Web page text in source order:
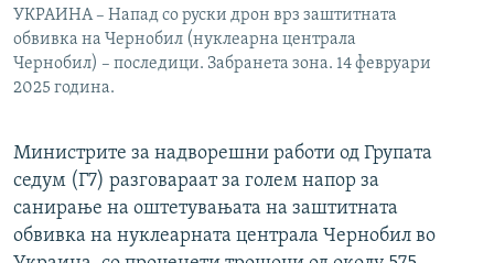
УКРАИНА – Напад со руски дрон врз заштитната
обвивка на Чернобил (нуклеарна централа
Чернобил) – последици. Забранета зона. 14 февруари
2025 година.
Министрите за надворешни работи од Групата
седум (Г7) разговараат за голем напор за
санирање на оштетувањата на заштитната
обвивка на нуклеарната централа Чернобил во